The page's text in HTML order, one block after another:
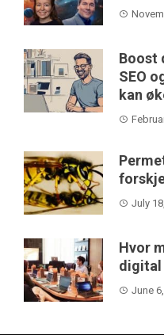
Boost
SEO
kan
July
Hvor
digital
June